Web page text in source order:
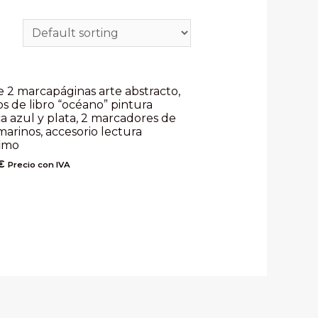
2 marcapáginas arte abstracto,
de libro “océano” pintura
azul y plata, 2 marcadores de
accesorio lectura
Precio con IVA